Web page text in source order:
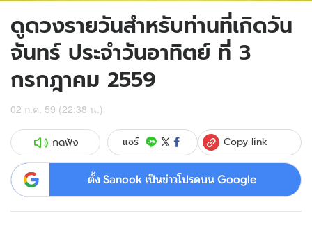
ดูดวงรายวันสำหรับท่านที่เกิดวัน
จันทร์ ประจำวันอาทิตย์ ที่ 3
กรกฎาคม 2559
02 ก.ค. 59 (22:38 น.)
กดฟัง แชร์ Copy link
ตั้ง Sanook เป็นข่าวโปรดบน Google